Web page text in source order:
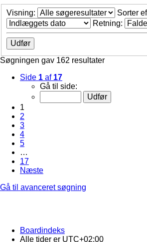
Visning:
Sorter
Retning:
Søgningen gav 162 resultater
Side 1 af 17
Gå til side:
1
2
3
4
5
…
17
Næste
Gå til avanceret søgning
Boardindeks
Alle tider er UTC+02:00